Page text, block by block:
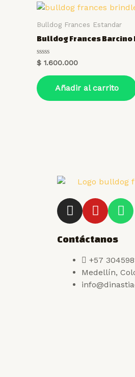
Bulldog Frances Estandar
Bulldog Frances Barcino
Valorado
en
de
5
$ 1.600.000
Añadir al carrito
Contáctanos
+57
Medellín,